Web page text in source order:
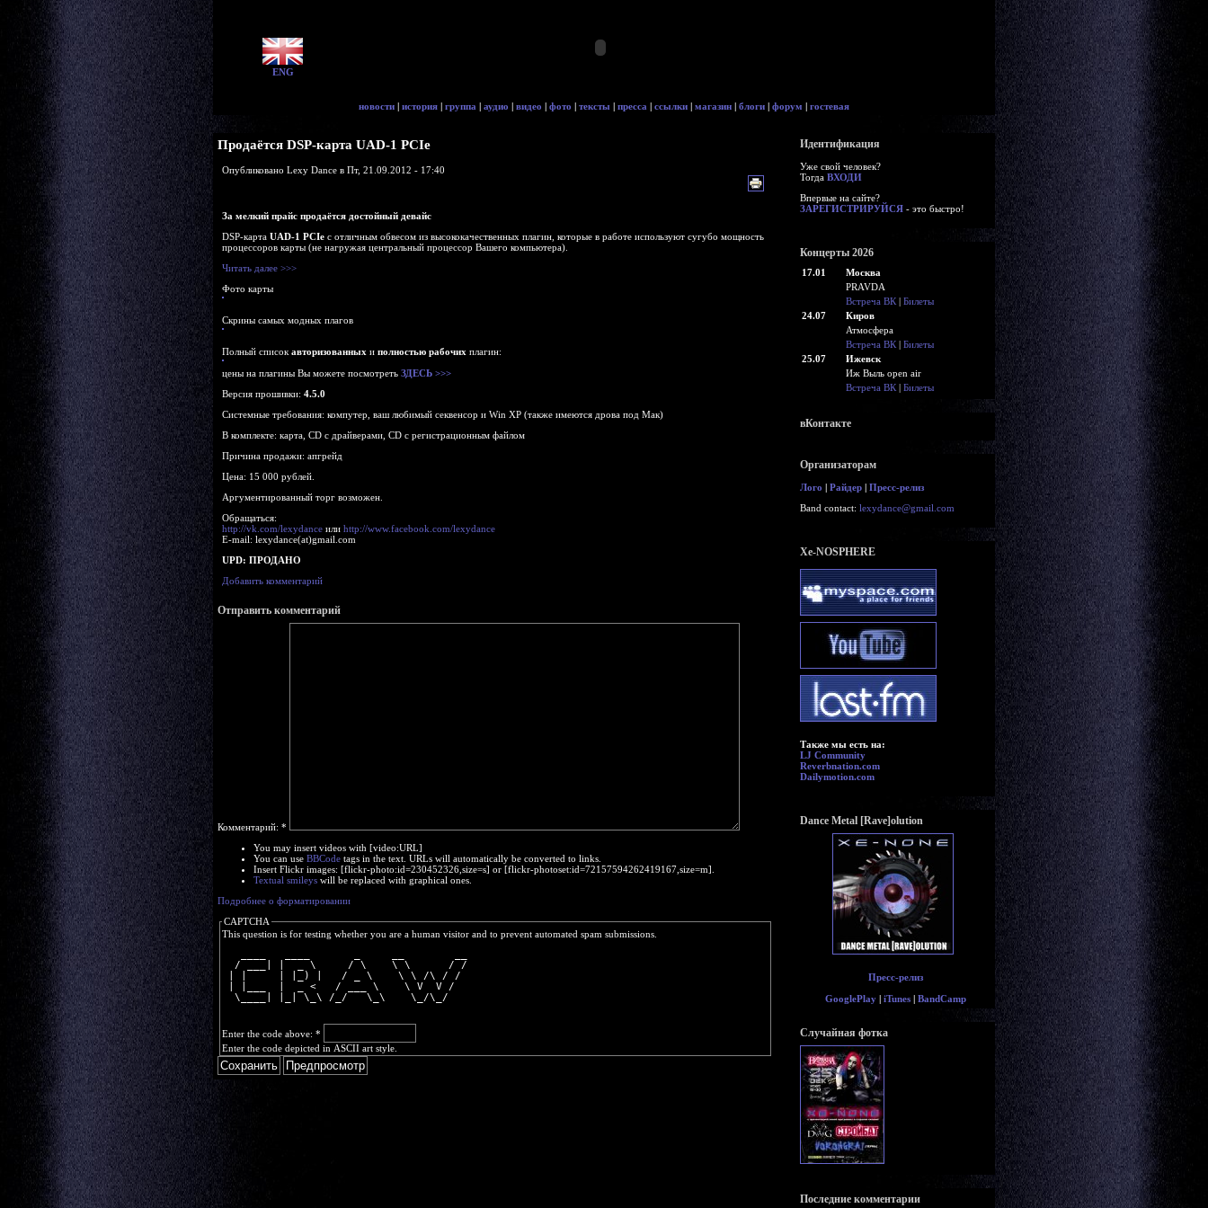
ENG
новости | история | группа | аудио | видео | фото | тексты | пресса | ссылки | магазин | блоги | форум | гостевая
Продаётся DSP-карта UAD-1 PCIe
Опубликовано Lexy Dance в Пт, 21.09.2012 - 17:40
За мелкий прайс продаётся достойный девайс
DSP-карта UAD-1 PCIe с отличным обвесом из высококачественных плагин, которые в работе используют сугубо мощность
процессоров карты (не нагружая центральный процессор Вашего компьютера).
Читать далее >>>
Фото карты
Скрины самых модных плагов
Полный список авторизованных и полностью рабочих плагин:
цены на плагины Вы можете посмотреть ЗДЕСЬ >>>
Версия прошивки: 4.5.0
Системные требования: компутер, ваш любимый секвенсор и Win XP (также имеются дрова под Мак)
В комплекте: карта, CD с драйверами, CD с регистрационным файлом
Причина продажи: апгрейд
Цена: 15 000 рублей.
Аргументированный торг возможен.
Обращаться:
http://vk.com/lexydance или http://www.facebook.com/lexydance
E-mail: lexydance(at)gmail.com
UPD: ПРОДАНО
Добавить комментарий
Отправить комментарий
Комментарий: *
You may insert videos with [video:URL]
You can use BBCode tags in the text. URLs will automatically be converted to links.
Insert Flickr images: [flickr-photo:id=230452326,size=s] or [flickr-photoset:id=72157594262419167,size=m].
Textual smileys will be replaced with graphical ones.
Подробнее о форматировании
CAPTCHA
This question is for testing whether you are a human visitor and to prevent automated spam submissions.
  / ___| |  _ \     / \    \ \      / /
| |     | |_) |   / _ \    \ \ /\ / /
| |___  |  _ <   / ___ \    \ V  V /
  \____| |_| \_\ /_/   \_\    \_/\_/
Enter the code above: *
Enter the code depicted in ASCII art style.
Идентификация
Уже свой человек?
Тогда ВХОДИ
Впервые на сайте?
ЗАРЕГИСТРИРУЙСЯ - это быстро!
Концерты 2026
17.01
Москва
PRAVDA
Встреча ВК | Билеты
24.07
Киров
Атмосфера
Встреча ВК | Билеты
25.07
Ижевск
Иж Выль open air
Встреча ВК | Билеты
вКонтакте
Организаторам
Лого | Райдер | Пресс-релиз
Band contact: lexydance@gmail.com
Xe-NOSPHERE
Также мы есть на:
LJ Community
Reverbnation.com
Dailymotion.com
Dance Metal [Rave]olution
Пресс-релиз
GooglePlay| iTunes| BandCamp
Случайная фотка
Последние комментарии